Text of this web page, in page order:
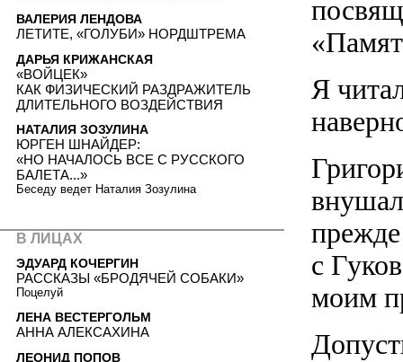
Я
прежде
с
моим
ВАЛЕРИЯ ЛЕНДОВА
ЛЕТИТЕ, «ГОЛУБИ» НОРДШТРЕМА
ДАРЬЯ КРИЖАНСКАЯ
«ВОЙЦЕК»
КАК ФИЗИЧЕСКИЙ РАЗДРАЖИТЕЛЬ
ДЛИТЕЛЬНОГО ВОЗДЕЙСТВИЯ
НАТАЛИЯ ЗОЗУЛИНА
ЮРГЕН ШНАЙДЕР:
«НО НАЧАЛОСЬ ВСЕ С РУССКОГО
БАЛЕТА...»
Беседу ведет Наталия Зозулина
В ЛИЦАХ
ЭДУАРД КОЧЕРГИН
РАССКАЗЫ «БРОДЯЧЕЙ СОБАКИ»
Поцелуй
ЛЕНА ВЕСТЕРГОЛЬМ
АННА АЛЕКСАХИНА
ЛЕОНИД ПОПОВ